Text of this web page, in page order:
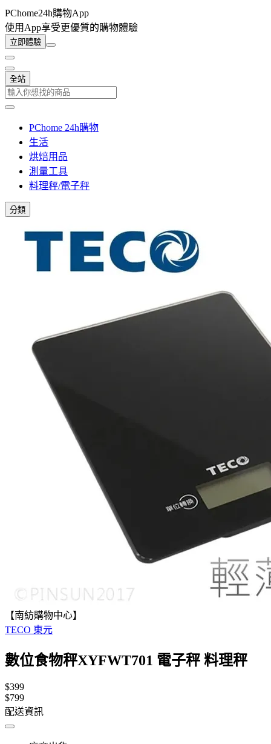
PChome24h購物App
使用App享受更優質的購物體驗
立即體驗
全站
PChome 24h購物
生活
烘焙用品
測量工具
料理秤/電子秤
分類
【南紡購物中心】
TECO 東元
數位食物秤XYFWT701 電子秤 料理秤
$399
$799
配送資訊